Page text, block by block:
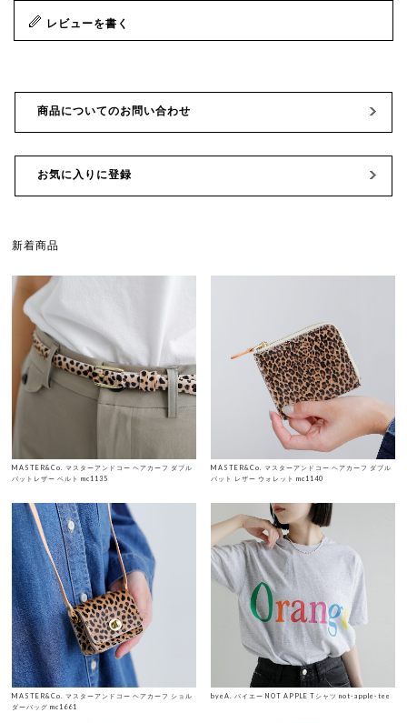
レビューを書く
商品についてのお問い合わせ
お気に入りに登録
新着商品
MASTER&Co. マスターアンドコー ヘアカーフ ダブル
バットレザー ベルト mc1135
MASTER&Co. マスターアンドコー ヘアカーフ ダブル
バット レザー ウォレット mc1140
MASTER&Co. マスターアンドコー ヘアカーフ ショル
ダーバッグ mc1661
byeA. バイエー NOT APPLE Tシャツ not-apple-tee